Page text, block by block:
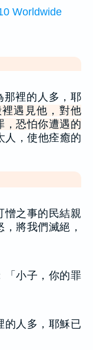
Worldwide
那裡的人多，耶
遇見他，對他
，恐怕你遭遇的
人，使他痊癒的
憎之事的民結親
將我們滅絕，
「小子，你的罪
的人多，耶穌已